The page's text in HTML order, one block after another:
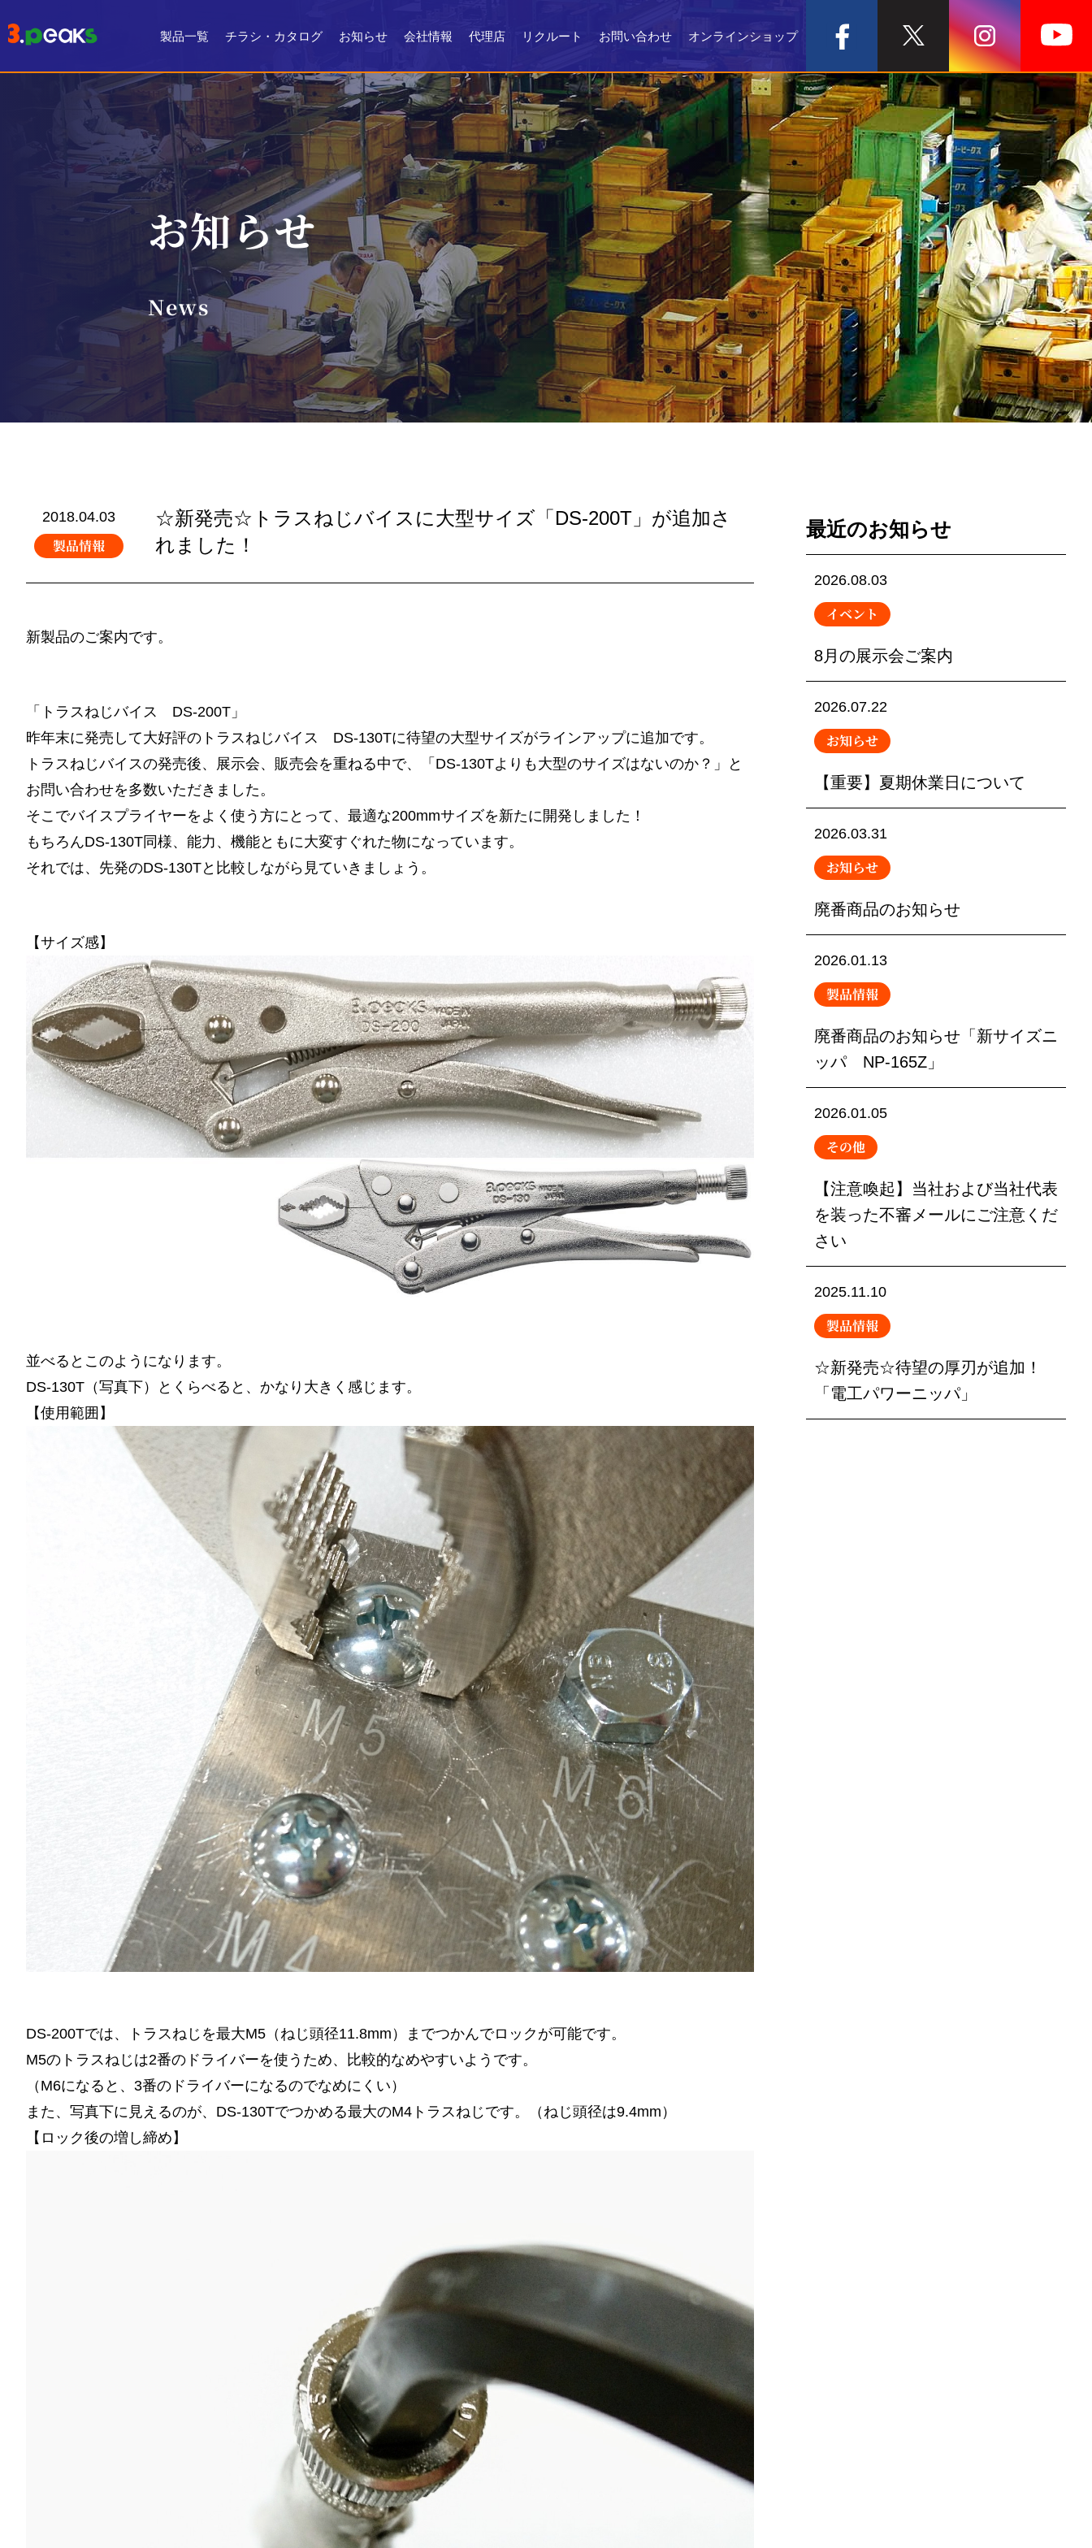
製品一覧
チラシ・カタログ
お知らせ
会社情報
代理店 リクルート
お問い合わせ
オンラインショップ
お知らせ
News
2018.04.03
製品情報
☆新発売☆トラスねじバイスに大型サイズ「DS-200T」が追加さ
れました！
新製品のご案内です。
「トラスねじバイス DS-200T」
昨年末に発売して大好評のトラスねじバイス DS-130Tに待望の大型サイズがラインアップに追加です。
トラスねじバイスの発売後、展示会、販売会を重ねる中で、「DS-130Tよりも大型のサイズはないのか？」と
お問い合わせを多数いただきました。
そこでバイスプライヤーをよく使う方にとって、最適な200mmサイズを新たに開発しました！
もちろんDS-130T同様、能力、機能ともに大変すぐれた物になっています。
それでは、先発のDS-130Tと比較しながら見ていきましょう。
【サイズ感】
並べるとこのようになります。
DS-130T（写真下）とくらべると、かなり大きく感じます。
【使用範囲】
DS-200Tでは、トラスねじを最大M5（ねじ頭径11.8mm）までつかんでロックが可能です。
M5のトラスねじは2番のドライバーを使うため、比較的なめやすいようです。
（M6になると、3番のドライバーになるのでなめにくい）
また、写真下に見えるのが、DS-130Tでつかめる最大のM4トラスねじです。（ねじ頭径は9.4mm）
【ロック後の増し締め】
最近のお知らせ
2026.08.03
イベント
8月の展示会ご案内
2026.07.22
お知らせ
【重要】夏期休業日について
2026.03.31
お知らせ
廃番商品のお知らせ
2026.01.13
製品情報
廃番商品のお知らせ「新サイズニ
ッパ NP-165Z」
2026.01.05
その他
【注意喚起】当社および当社代表
を装った不審メールにご注意くだ
さい
2025.11.10
製品情報
☆新発売☆待望の厚刃が追加！
「電工パワーニッパ」